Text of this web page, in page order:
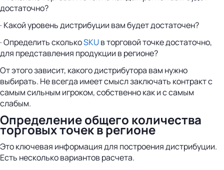
достаточно?
· Какой уровень дистрибуции вам будет достаточен?
· Определить сколькоSKUв торговой точке достаточно,
для представления продукции в регионе?
От этого зависит, какого дистрибутора вам нужно
выбирать. Не всегда имеет смысл заключать контракт с
самым сильным игроком, собственно как и с самым
слабым.
Определение общего количества
торговых точек в регионе
Это ключевая информация для построения дистрибуции.
Есть несколько вариантов расчета.